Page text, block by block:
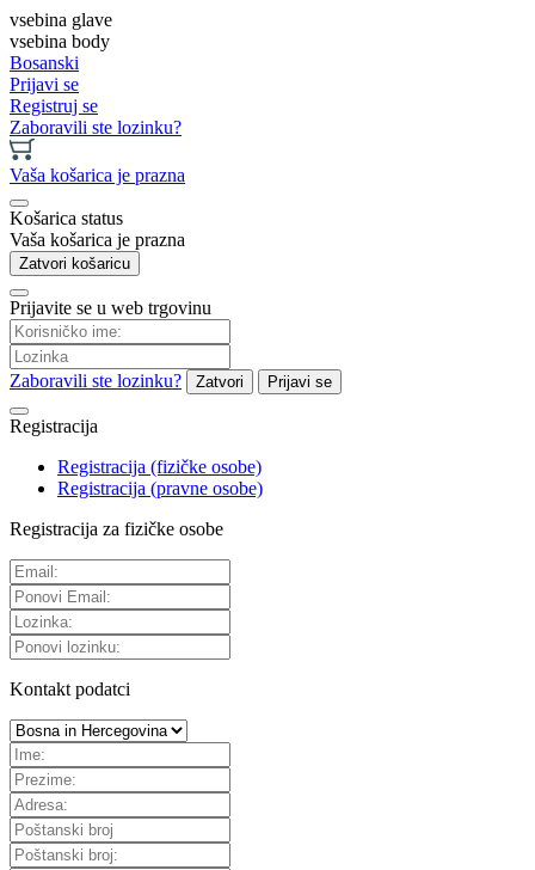
vsebina glave
vsebina body
Bosanski
Prijavi se
Registruj se
Zaboravili ste lozinku?
Vaša košarica je prazna
Košarica status
Vaša košarica je prazna
Zatvori košaricu
Prijavite se u web trgovinu
Zaboravili ste lozinku? Zatvori Prijavi se
Registracija
Registracija (fizičke osobe)
Registracija (pravne osobe)
Registracija za fizičke osobe
Kontakt podatci